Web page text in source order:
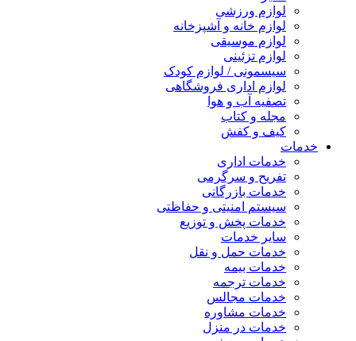
لوازم ورزشی
لوازم خانه و آشپزخانه
لوازم موسیقی
لوازم تزئینی
سیسمونی / لوازم کودک
لوازم اداری فروشگاهی
تصفیه آب و هوا
مجله و کتاب
کیف و کفش
خدمات
خدمات اداری
تفریح و سرگرمی
خدمات بازرگانی
سیستم امنیتی و حفاظتی
خدمات پخش و توزیع
سایر خدمات
خدمات حمل و نقل
خدمات بیمه
خدمات ترجمه
خدمات مجالس
خدمات مشاوره
خدمات در منزل